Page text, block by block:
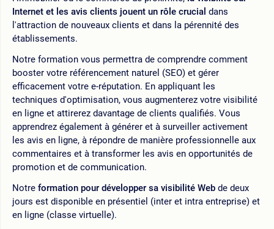
Internet et les avis clients jouent un rôle crucial dans
l'attraction de nouveaux clients et dans la pérennité des
établissements.
Notre formation vous permettra de comprendre comment
booster votre référencement naturel (SEO) et gérer
efficacement votre e-réputation. En appliquant les
techniques d'optimisation, vous augmenterez votre visibilité
en ligne et attirerez davantage de clients qualifiés. Vous
apprendrez également à générer et à surveiller activement
les avis en ligne, à répondre de manière professionnelle aux
commentaires et à transformer les avis en opportunités de
promotion et de communication.
Notre formation pour développer sa visibilité Web de deux
jours est disponible en présentiel (inter et intra entreprise) et
en ligne (classe virtuelle).